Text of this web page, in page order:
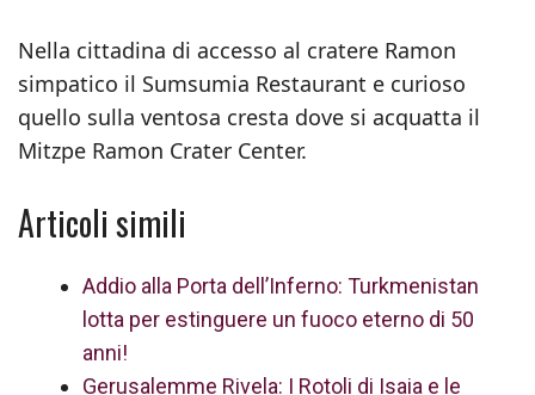
Nella cittadina di accesso al cratere Ramon
simpatico il Sumsumia Restaurant e curioso
quello sulla ventosa cresta dove si acquatta il
Mitzpe Ramon Crater Center.
Articoli simili
Addio alla Porta dell’Inferno: Turkmenistan
lotta per estinguere un fuoco eterno di 50
anni!
Gerusalemme Rivela: I Rotoli di Isaia e le